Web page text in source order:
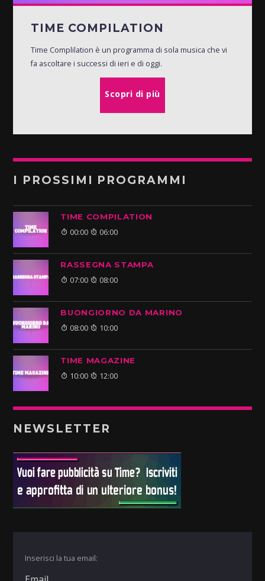
TIME COMPILATION
Time Complilation è un programma di sola musica che vi
fa ascoltare i successi di ieri e di oggi.
Scopri di più
I PROSSIMI PROGRAMMI
TIME COMPILATION
00:00 06:00
RASSEGNA STAMPA
07:00 08:00
BUONGIORNO DA MARINO
08:00 10:00
TIME MAGAZINE
10:00 12:00
NEWSLETTER
Inserisci la tua email: